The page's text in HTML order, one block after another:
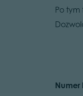
Po tym
Numer